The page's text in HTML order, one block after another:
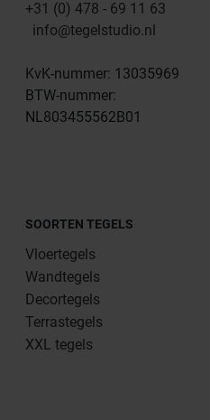
+31 (0) 478 - 69 11 63
info@tegelstudio.nl
KvK-nummer: 13035969
BTW-nummer:
NL803455562B01
SOORTEN TEGELS
Vloertegels
Wandtegels
Decortegels
Terrastegels
XXL tegels